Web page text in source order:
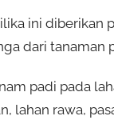
ini diberikan
dari tanaman
padi pada
lahan rawa,